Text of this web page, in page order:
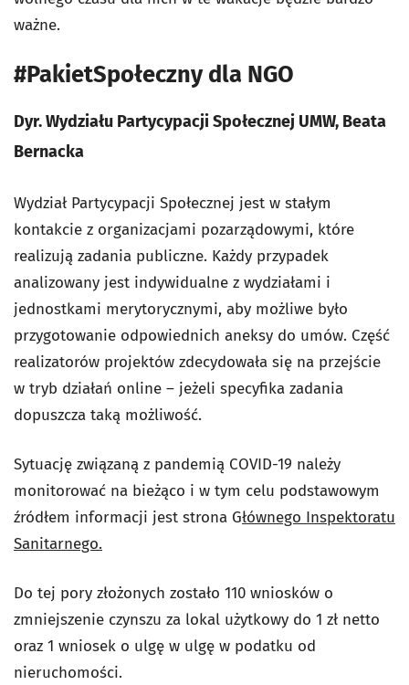
ważne.
#PakietSpołeczny dla NGO
Dyr. Wydziału Partycypacji Społecznej UMW, Beata
Bernacka
Wydział Partycypacji Społecznej jest w stałym
kontakcie z organizacjami pozarządowymi, które
realizują zadania publiczne. Każdy przypadek
analizowany jest indywidualne z wydziałami i
jednostkami merytorycznymi, aby możliwe było
przygotowanie odpowiednich aneksy do umów. Część
realizatorów projektów zdecydowała się na przejście
w tryb działań online – jeżeli specyfika zadania
dopuszcza taką możliwość.
Sytuację związaną z pandemią COVID-19 należy
monitorować na bieżąco i w tym celu podstawowym
źródłem informacji jest strona Głównego Inspektoratu
Sanitarnego.
Do tej pory złożonych zostało 110 wniosków o
zmniejszenie czynszu za lokal użytkowy do 1 zł netto
oraz 1 wniosek o ulgę w ulgę w podatku od
nieruchomości.